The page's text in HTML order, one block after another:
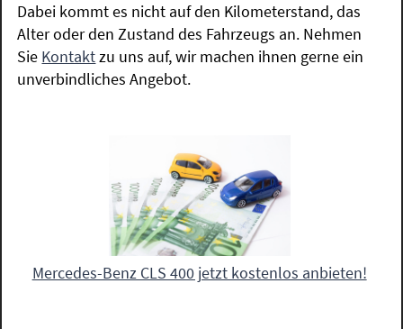
Dabei kommt es nicht auf den Kilometerstand, das
Alter oder den Zustand des Fahrzeugs an. Nehmen
Sie Kontaktzu uns auf, wir machen ihnen gerne ein
unverbindliches Angebot.
Mercedes-Benz CLS 400 jetzt kostenlos anbieten!